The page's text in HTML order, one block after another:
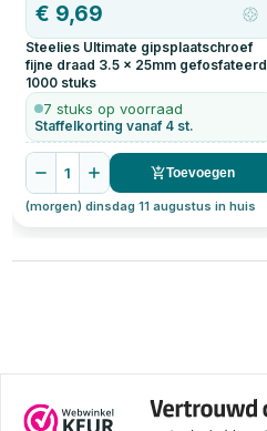
€ 9,69
Steelies Ultimate gipsplaatschroef
fijne draad 3.5 x 25mm gefosfateerd
1000 stuks
7 stuks op voorraad
Staffelkorting vanaf 4 st.
1 Toevoegen
(morgen) dinsdag 11 augustus in huis